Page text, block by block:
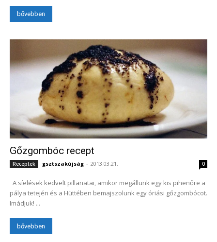
bővebben
Gőzgombóc recept
Receptek gsztszakújság - 2013.03.21. 0
A síelések kedvelt pillanatai, amikor megállunk egy kis pihenőre a
pálya tetején és a Hüttében bemajszolunk egy óriási gőzgombócot.
Imádjuk! ...
bővebben